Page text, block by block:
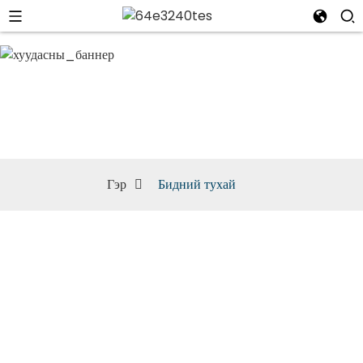
Гэр Бидний тухай